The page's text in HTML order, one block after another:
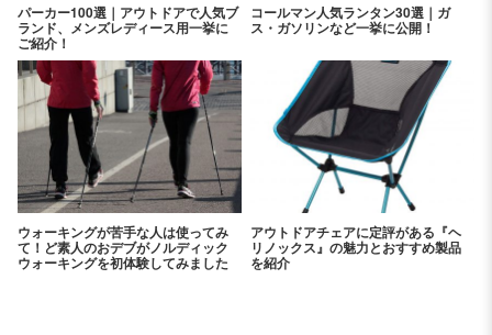
パーカー100選｜アウトドアで人気ブ
ランド、メンズレディース用一挙に
ご紹介！
コールマン人気ランタン30選｜ガ
ス・ガソリンなど一挙に公開！
ウォーキングが苦手な人は使ってみ
て！ど素人のおデブがノルディック
ウォーキングを初体験してみました
アウトドアチェアに定評がある『ヘ
リノックス』の魅力とおすすめ製品
を紹介